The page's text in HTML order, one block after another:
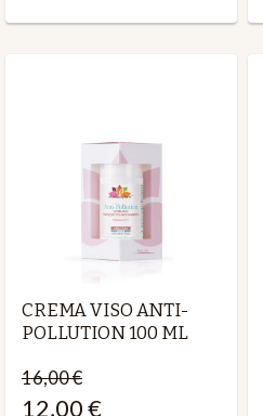
CREMA VISO ANTI-
POLLUTION 100 ML
16,00 €
12,00 €